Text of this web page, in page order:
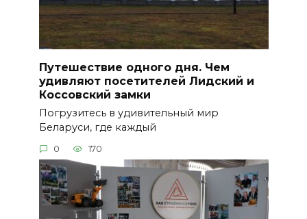
Путешествие одного дня. Чем
удивляют посетителей Лидский и
Коссовский замки
Погрузитесь в удивительный мир
Беларуси, где каждый
0 170